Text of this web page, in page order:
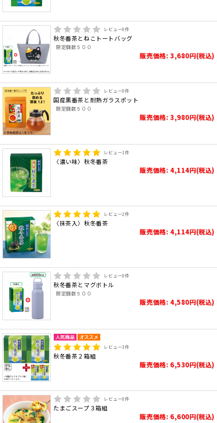
レビュー0件
秋冬番茶とねこトートバッグ
限定個数５００
販売価格: 3,680円(税込)
レビュー0件
国産黒番茶と耐熱ガラスポット
限定個数５００
販売価格: 3,980円(税込)
レビュー1件
〈濃い味〉秋冬番茶
販売価格: 4,114円(税込)
レビュー2件
〈抹茶入〉秋冬番茶
販売価格: 4,114円(税込)
レビュー0件
秋冬番茶とマグボトル
限定個数５００
販売価格: 4,580円(税込)
レビュー3件
秋冬番茶２箱組
販売価格: 6,530円(税込)
レビュー0件
たまごスープ３箱組
販売価格: 6,600円(税込)